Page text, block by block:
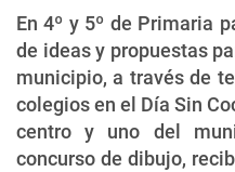
En 4º y 5º de Primaria
de ideas y propuestas
municipio, a través de
colegios en el Día Sin
centro y uno del
concurso de dibujo,